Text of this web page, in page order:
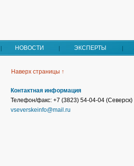
НОВОСТИ ЭКСПЕРТЫ
Наверх страницы ↑
Контактная информация
Телефон/факс: +7 (3823) 54-04-04 (Северск)
vseverskeinfo@mail.ru